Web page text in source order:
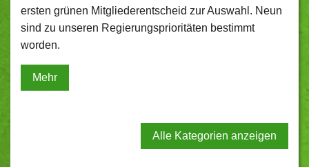
ersten grünen Mitgliederentscheid zur Auswahl. Neun
sind zu unseren Regierungsprioritäten bestimmt
worden.
Mehr
Alle Kategorien anzeigen